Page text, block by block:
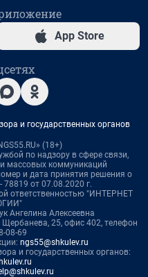
App Store
и государственных органов
(18+)
по надзору в сфере связи,
массовых коммуникаций
и дата принятия решения о
от 07.08.2020 г.
ответственностью "ИНТЕРНЕТ
Ангелина Алексеевна
25, офис 402, телефон
08-69
ngs55@shkulev.ru
и государственных органов: